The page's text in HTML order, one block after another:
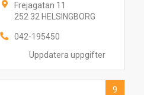
Uppdatera uppgifter
Frejagatan 11
252 32 HELSINGBORG
042-195450
9